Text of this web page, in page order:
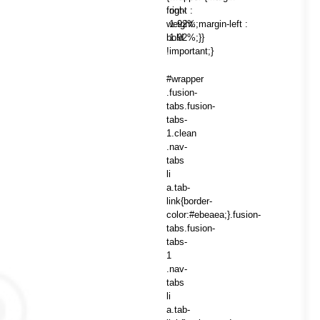
font-
weight:
bold
!important;}
#wrapper
.fusion-
tabs.fusion-
tabs-
1.clean
.nav-
tabs
li
a.tab-
link{border-
color:#ebeaea;}.fusion-
tabs.fusion-
tabs-
1
.nav-
tabs
li
a.tab-
right :
1.92%;margin-left :
1.92%;}}